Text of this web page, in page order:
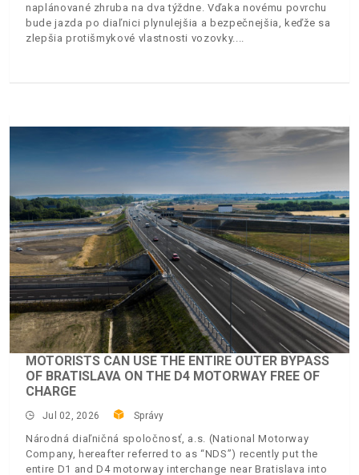
naplánované zhruba na dva týždne. Vďaka novému povrchu
bude jazda po diaľnici plynulejšia a bezpečnejšia, keďže sa
zlepšia protišmykové vlastnosti vozovky.
MOTORISTS CAN USE THE ENTIRE OUTER BYPASS
OF BRATISLAVA ON THE D4 MOTORWAY FREE OF
CHARGE
Jul 02, 2026 Správy
Národná diaľničná spoločnosť, a.s. (National Motorway
Company, hereafter referred to as “NDS”) recently put the
entire D1 and D4 motorway interchange near Bratislava into